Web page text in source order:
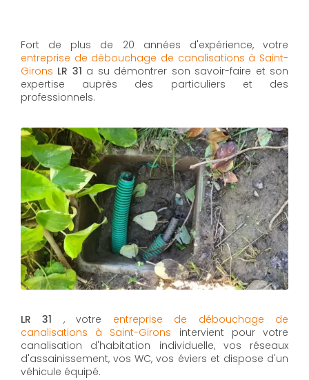
Fort de plus de 20 années d'expérience, votre
entreprise de débouchage de canalisations à Saint-
Girons LR 31 a su démontrer son savoir-faire et son
expertise auprès des particuliers et des
professionnels.
LR 31 , votre entreprise de débouchage de
canalisations à Saint-Girons intervient pour votre
canalisation d'habitation individuelle, vos réseaux
d'assainissement, vos WC, vos éviers et dispose d'un
véhicule équipé.